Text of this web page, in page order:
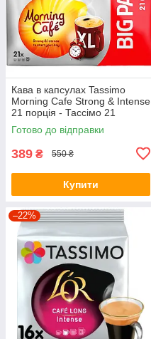
Кава в капсулах Tassimo
Morning Cafe Strong & Intense
21 порція - Тассімо 21
капсула BIG PACK
Готово до відправки
389 ₴ 550 ₴
Купити
–22%